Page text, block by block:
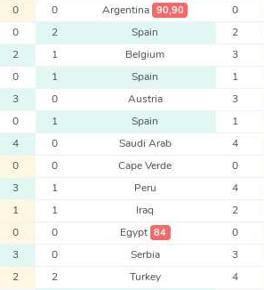
0 0 Argentina 90,90 0
0 2 Spain 2
2 1 Belgium 3
0 1 Spain 1
3 0 Austria 3
0 1 Spain 1
4 0 Saudi Arab 4
0 0 Cape Verde 0
3 1 Peru 4
1 1 Iraq 2
0 0 Egypt 84 0
3 0 Serbia 3
2 2 Turkey 4